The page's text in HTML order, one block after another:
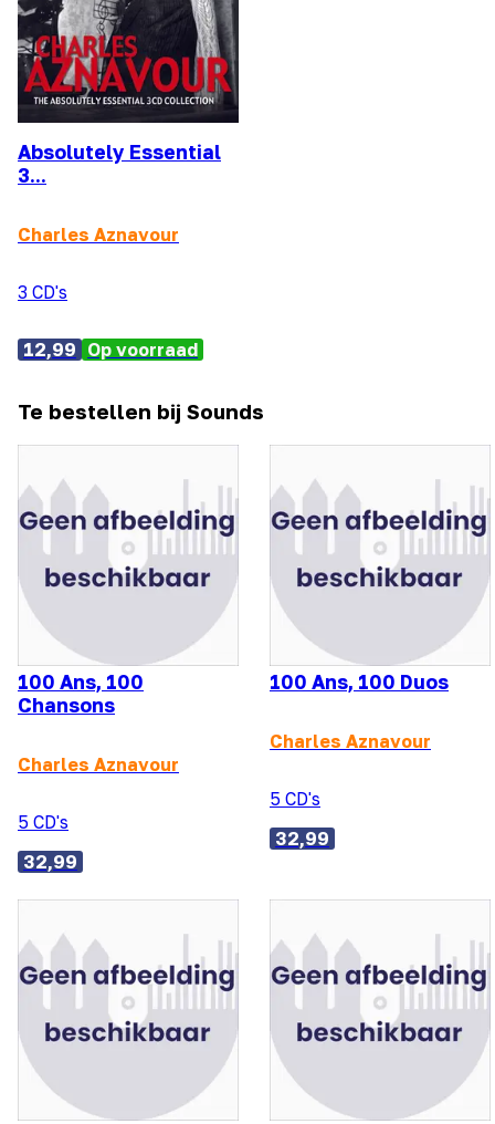
Absolutely Essential
3...
Charles Aznavour
3 CD's
12,99 Op voorraad
Te bestellen bij Sounds
100 Ans, 100
Chansons
Charles Aznavour
5 CD's
32,99
100 Ans, 100 Duos
Charles Aznavour
5 CD's
32,99